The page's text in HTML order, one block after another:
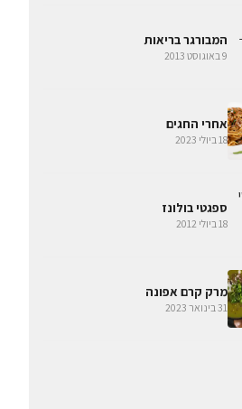
המבורגר בריאות
9 באוגוסט 2013
אחרי החגים
18 ביולי 2023
ספגטי בולונז
18 ביולי 2012
מרק קרם אפונה
31 בינואר 2023